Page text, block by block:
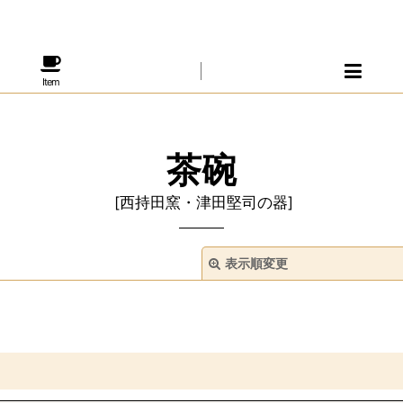
Item
茶碗
[西持田窯・津田堅司の器]
表示順変更